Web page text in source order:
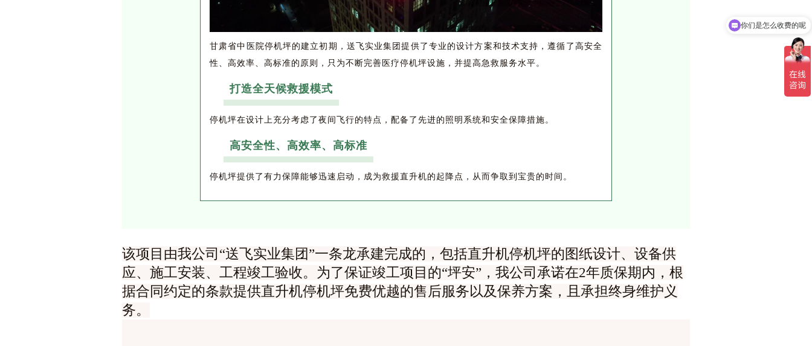
甘肃省中医院停机坪的建立初期，送飞实业集团提供了专业的设计方案和技术支持，遵循了高安全
性、高效率、高标准的原则，只为不断完善医疗停机坪设施，并提高急救服务水平。
打造全天候救援模式
停机坪在设计上充分考虑了夜间飞行的特点，配备了先进的照明系统和安全保障措施。
高安全性、高效率、高标准
停机坪提供了有力保障能够迅速启动，成为救援直升机的起降点，从而争取到宝贵的时间。
该项目由我公司“送飞实业集团”一条龙承建完成的，包括直升机停机坪的图纸设计、设备供
应、施工安装、工程竣工验收。为了保证竣工项目的“坪安”，我公司承诺在2年质保期内，根
据合同约定的条款提供直升机停机坪免费优越的售后服务以及保养方案，且承担终身维护义
务。
现在有优惠活动吗